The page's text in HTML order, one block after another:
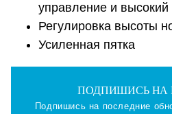
управление и высокий
Регулировка высоты
Усиленная пятка
ПОДПИШИСЬ НА
Подпишись на последние